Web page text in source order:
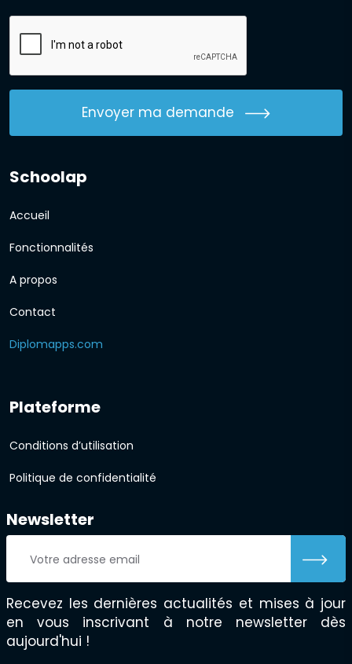
Envoyer ma demande
Schoolap
Accueil
Fonctionnalités
A propos
Contact
Diplomapps.com
Plateforme
Conditions d’utilisation
Politique de confidentialité
Newsletter
Recevez les dernières actualités et mises à jour
en vous inscrivant à notre newsletter dès
aujourd'hui !